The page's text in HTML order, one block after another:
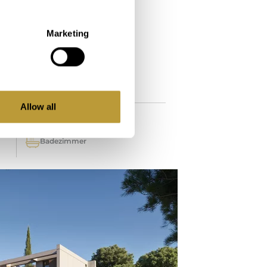
Marketing
Allow all
284 m2
3
Badezimmer